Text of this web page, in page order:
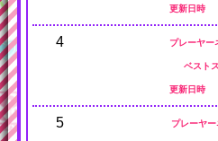
更新日時
4 プレーヤー
ベスト
更新日時
5 プレーヤ